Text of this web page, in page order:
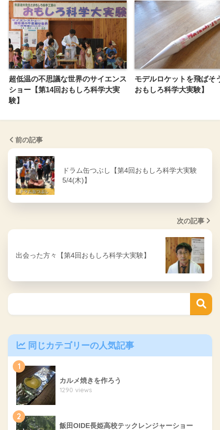
超低温の不思議な世界のサイエンス
ショー【第14回おもしろ科学大実
験】
モデルロケットを飛ばそ
おもしろ科学大実験】
前の記事
ドラム缶つぶし【第4回おもしろ科学大実験
5/4(木)】
次の記事
出会った方々【第4回おもしろ科学大実験】
同じカテゴリーの人気記事
1
カルメ焼きを作ろう
1290 views
2
飯田OIDE長姫高校テックレンジャーショー